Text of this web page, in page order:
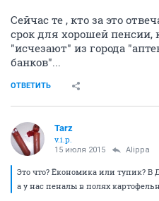
Сейчас те , кто за это
срок для хорошей пенсии,
"исчезают" из города
банков"...
ОТВЕТИТЬ
Tarz
v.i.p.
15 июля 2015 Alippa
Это что? Ёкономика или тупик? В
а у нас пеналы в полях